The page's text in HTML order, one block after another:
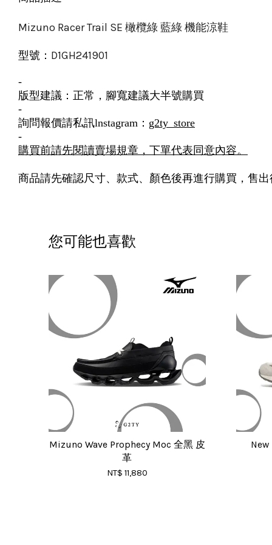
Mizuno Racer Trail SE 橄欖綠 藍綠 機能涼鞋
型號： D1GH241901
-
版型建議：正常，腳寬建議大半號購買
-
詢問報價請私訊lnstagram： g2ty_store
-
購買前請先閱讀賣場規章，下單代表同意內容。
商品請先確認尺寸、款式、顏色後再進行購買，售
您可能也喜歡
Mizuno Wave Prophecy Moc 全黑 皮
革
NT$ 11,880